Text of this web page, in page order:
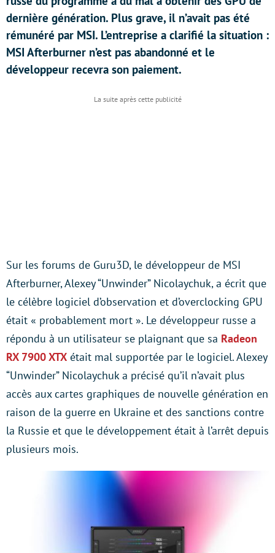
dernière génération. Plus grave, il n’avait pas été
rémunéré par MSI. L’entreprise a clarifié la situation :
MSI Afterburner n’est pas abandonné et le
développeur recevra son paiement.
Sur les forums de Guru3D, le développeur de MSI
Afterburner, Alexey “Unwinder” Nicolaychuk, a écrit que
le célèbre logiciel d’observation et d’overclocking GPU
était « probablement mort ». Le développeur russe a
répondu à un utilisateur se plaignant que sa Radeon
RX 7900 XTX était mal supportée par le logiciel. Alexey
“Unwinder” Nicolaychuk a précisé qu’il n’avait plus
accès aux cartes graphiques de nouvelle génération en
raison de la guerre en Ukraine et des sanctions contre
la Russie et que le développement était à l’arrêt depuis
plusieurs mois.